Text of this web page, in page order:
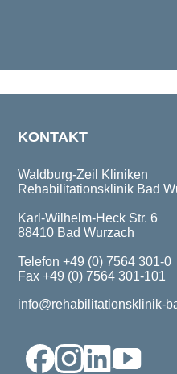
KONTAKT
Waldburg-Zeil Kliniken
Rehabilitationsklinik Bad
Karl-Wilhelm-Heck Str. 6
88410 Bad Wurzach
Telefon +49 (0) 7564 301-0
Fax +49 (0) 7564 301-101
info@rehabilitationsklinik-